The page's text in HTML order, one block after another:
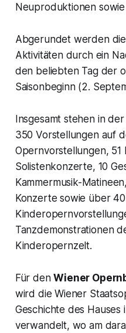
Neuproduktionen
Abgerundet werden
Aktivitäten durch ein
den beliebten Tag der
Saisonbeginn (2.
Insgesamt stehen in
350 Vorstellungen auf
Opernvorstellungen,
Solistenkonzerte, 10
Kammermusik-
Konzerte sowie über 40
Tanzdemonstrationen
Kinderopernzelt.
Für denWiener
wird die Wiener
Geschichte des Hauses
verwandelt, wo am